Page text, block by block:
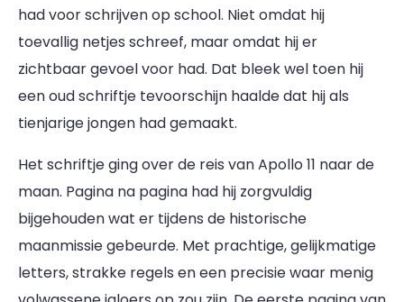
had voor schrijven op school. Niet omdat hij
toevallig netjes schreef, maar omdat hij er
zichtbaar gevoel voor had. Dat bleek wel toen hij
een oud schriftje tevoorschijn haalde dat hij als
tienjarige jongen had gemaakt.
Het schriftje ging over de reis van Apollo 11 naar de
maan. Pagina na pagina had hij zorgvuldig
bijgehouden wat er tijdens de historische
maanmissie gebeurde. Met prachtige, gelijkmatige
letters, strakke regels en een precisie waar menig